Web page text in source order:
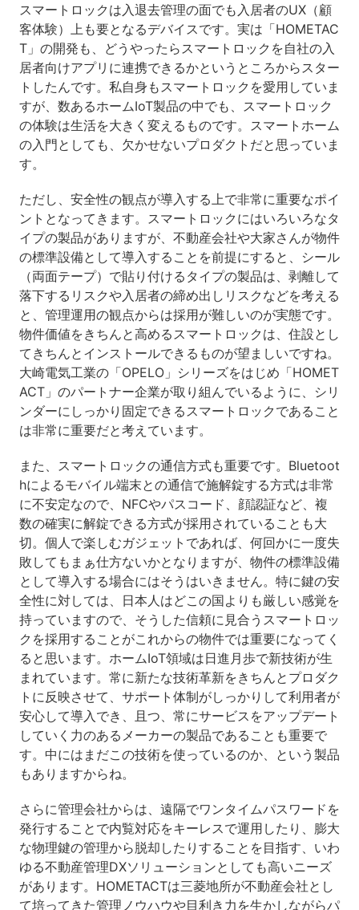
スマートロックは入退去管理の面でも入居者のUX（顧
客体験）上も要となるデバイスです。実は「HOMETAC
T」の開発も、どうやったらスマートロックを自社の入
居者向けアプリに連携できるかというところからスター
トしたんです。私自身もスマートロックを愛用していま
すが、数あるホームIoT製品の中でも、スマートロック
の体験は生活を大きく変えるものです。スマートホーム
の入門としても、欠かせないプロダクトだと思っていま
す。
ただし、安全性の観点が導入する上で非常に重要なポイ
ントとなってきます。スマートロックにはいろいろなタ
イプの製品がありますが、不動産会社や大家さんが物件
の標準設備として導入することを前提にすると、シール
（両面テープ）で貼り付けるタイプの製品は、剥離して
落下するリスクや入居者の締め出しリスクなどを考える
と、管理運用の観点からは採用が難しいのが実態です。
物件価値をきちんと高めるスマートロックは、住設とし
てきちんとインストールできるものが望ましいですね。
大崎電気工業の「OPELO」シリーズをはじめ「HOMET
ACT」のパートナー企業が取り組んでいるように、シリ
ンダーにしっかり固定できるスマートロックであること
は非常に重要だと考えています。
また、スマートロックの通信方式も重要です。Bluetoot
hによるモバイル端末との通信で施解錠する方式は非常
に不安定なので、NFCやパスコード、顔認証など、複
数の確実に解錠できる方式が採用されていることも大
切。個人で楽しむガジェットであれば、何回かに一度失
敗してもまぁ仕方ないかとなりますが、物件の標準設備
として導入する場合にはそうはいきません。特に鍵の安
全性に対しては、日本人はどこの国よりも厳しい感覚を
持っていますので、そうした信頼に見合うスマートロッ
クを採用することがこれからの物件では重要になってく
ると思います。ホームIoT領域は日進月歩で新技術が生
まれています。常に新たな技術革新をきちんとプロダク
トに反映させて、サポート体制がしっかりして利用者が
安心して導入でき、且つ、常にサービスをアップデート
していく力のあるメーカーの製品であることも重要で
す。中にはまだこの技術を使っているのか、という製品
もありますからね。
さらに管理会社からは、遠隔でワンタイムパスワードを
発行することで内覧対応をキーレスで運用したり、膨大
な物理鍵の管理から脱却したりすることを目指す、いわ
ゆる不動産管理DXソリューションとしても高いニーズ
があります。HOMETACTは三菱地所が不動産会社とし
て培ってきた管理ノウハウや目利き力を生かしながらパ